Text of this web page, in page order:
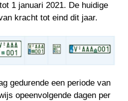
1 januari 2021. De huidige
kracht tot eind dit jaar.
gedurende een periode van
opeenvolgende dagen per